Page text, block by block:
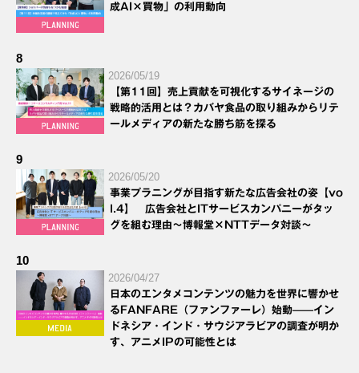
成AI×買物」の利用動向
8
2026/05/19
【第11回】売上貢献を可視化するサイネージの
戦略的活用とは？カバヤ食品の取り組みからリテ
ールメディアの新たな勝ち筋を探る
9
2026/05/20
事業プラニングが目指す新たな広告会社の姿【vo
l.4】 広告会社とITサービスカンパニーがタッ
グを組む理由～博報堂×NTTデータ対談～
10
2026/04/27
日本のエンタメコンテンツの魅力を世界に響かせ
るFANFARE（ファンファーレ）始動——イン
ドネシア・インド・サウジアラビアの調査が明か
す、アニメIPの可能性とは